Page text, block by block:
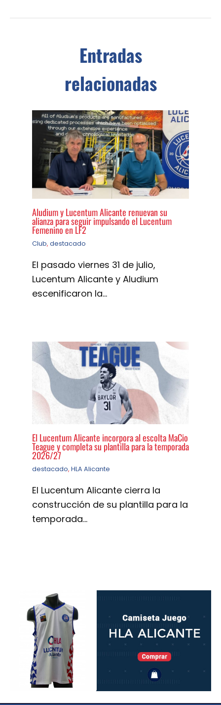
Entradas
relacionadas
Aludium y Lucentum Alicante renuevan su
alianza para seguir impulsando el Lucentum
Femenino en LF2
Club, destacado
El pasado viernes 31 de julio,
Lucentum Alicante y Aludium
escenificaron la…
El Lucentum Alicante incorpora al escolta MaCio
Teague y completa su plantilla para la temporada
2026/27
destacado, HLA Alicante
El Lucentum Alicante cierra la
construcción de su plantilla para la
temporada…